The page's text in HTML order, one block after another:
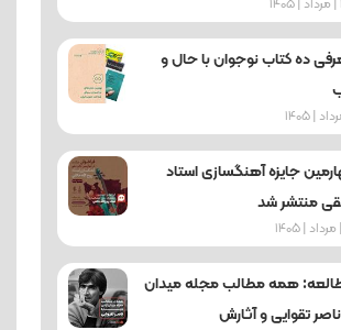
ده کتاب نوجوان با حال و
جایزه آهنگسازی استاد
منتشر شد
همه مطالب مجله میدان
ناصر تقوایی و آثارش